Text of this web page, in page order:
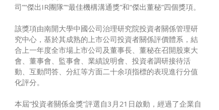
司”“傑出IR團隊”“最佳機構溝通獎”和“傑出董秘”四個獎項。
該獎項由南開大學中國公司治理研究院投資者關係管理研
究中心，基於其成熟的上市公司投資者關係評價體系，結
合上一年度全市場上市公司及董事長、董秘在召開股東大
會、董事會、監事會、業績說明會、投資者調研接待活
動、互動問答、分紅等方面二十余項指標的表現進行分值
化評分。
本屆“投資者關係金獎”評選自3月21日啟動，經過了企業自